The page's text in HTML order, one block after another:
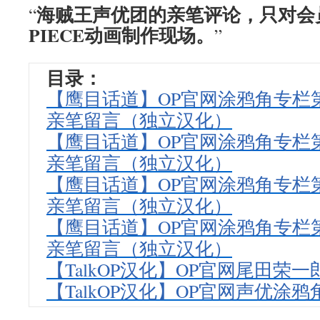
“海贼王声优团的亲笔评论，只对
PIECE动画制作现场。 ”
目录：
【鹰目话道】OP官网涂鸦角专
亲笔留言（独立汉化）
【鹰目话道】OP官网涂鸦角专
亲笔留言（独立汉化）
【鹰目话道】OP官网涂鸦角专
亲笔留言（独立汉化）
【鹰目话道】OP官网涂鸦角专
亲笔留言（独立汉化）
【TalkOP汉化】OP官网尾田荣
【TalkOP汉化】OP官网声优涂